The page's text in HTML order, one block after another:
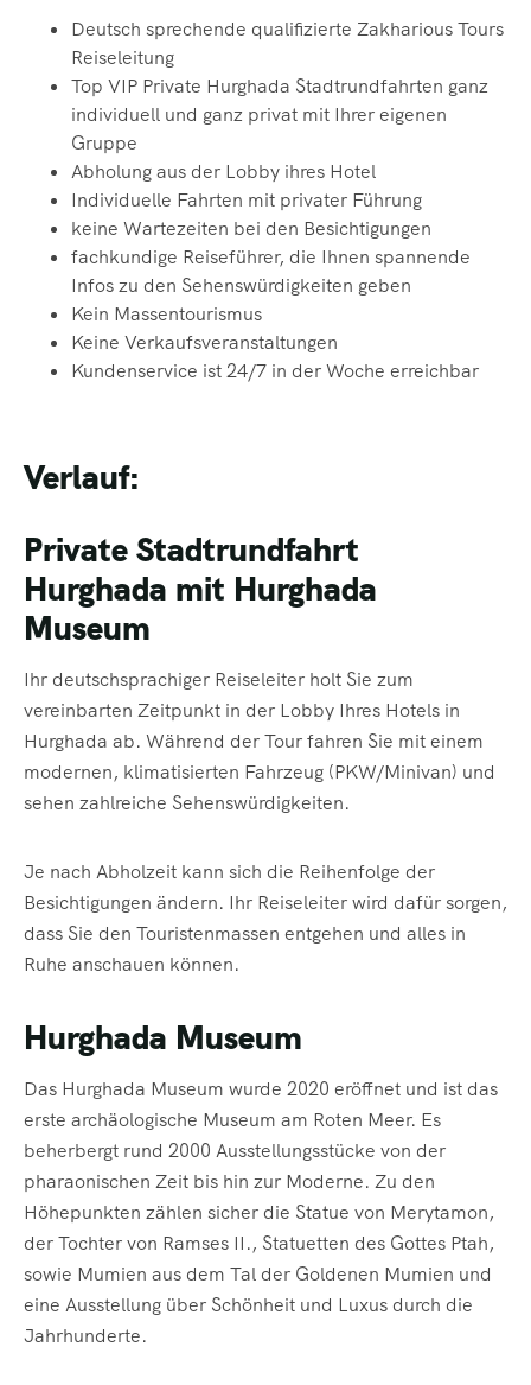
Deutsch sprechende qualifizierte Zakharious Tours
Reiseleitung
Top VIP Private Hurghada Stadtrundfahrten ganz
individuell und ganz privat mit Ihrer eigenen
Gruppe
Abholung aus der Lobby ihres Hotel
Individuelle Fahrten mit privater Führung
keine Wartezeiten bei den Besichtigungen
fachkundige Reiseführer, die Ihnen spannende
Infos zu den Sehenswürdigkeiten geben
Kein Massentourismus
Keine Verkaufsveranstaltungen
Kundenservice ist 24/7 in der Woche erreichbar
Verlauf:
Private Stadtrundfahrt
Hurghada mit Hurghada
Museum
Ihr deutschsprachiger Reiseleiter holt Sie zum
vereinbarten Zeitpunkt in der Lobby Ihres Hotels in
Hurghada ab. Während der Tour fahren Sie mit einem
modernen, klimatisierten Fahrzeug (PKW/Minivan) und
sehen zahlreiche Sehenswürdigkeiten.
Je nach Abholzeit kann sich die Reihenfolge der
Besichtigungen ändern. Ihr Reiseleiter wird dafür sorgen,
dass Sie den Touristenmassen entgehen und alles in
Ruhe anschauen können.
Hurghada Museum
Das Hurghada Museum wurde 2020 eröffnet und ist das
erste archäologische Museum am Roten Meer. Es
beherbergt rund 2000 Ausstellungsstücke von der
pharaonischen Zeit bis hin zur Moderne. Zu den
Höhepunkten zählen sicher die Statue von Merytamon,
der Tochter von Ramses II., Statuetten des Gottes Ptah,
sowie Mumien aus dem Tal der Goldenen Mumien und
eine Ausstellung über Schönheit und Luxus durch die
Jahrhunderte.